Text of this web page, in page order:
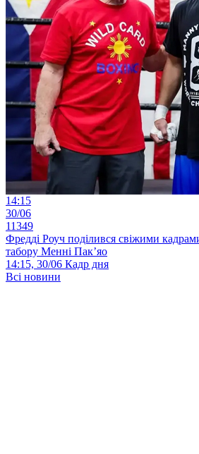
14:15
30/06
11349
Фредді Роуч поділився свіжими
табору Менні Пак’яо
14:15, 30/06 Кадр дня
Всі новини